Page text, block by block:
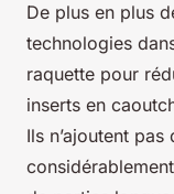
De plus en plus
technologies
raquette pour
inserts en
Ils n’ajoutent